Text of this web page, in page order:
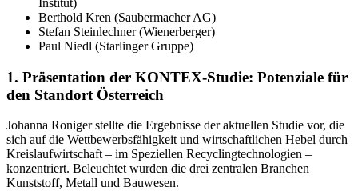
Institut)
Berthold Kren (Saubermacher AG)
Stefan Steinlechner (Wienerberger)
Paul Niedl (Starlinger Gruppe)
1. Präsentation der KONTEX-Studie: Potenziale für
den Standort Österreich
Johanna Roniger stellte die Ergebnisse der aktuellen Studie vor, die
sich auf die Wettbewerbsfähigkeit und wirtschaftlichen Hebel durch
Kreislaufwirtschaft – im Speziellen Recyclingtechnologien –
konzentriert. Beleuchtet wurden die drei zentralen Branchen
Kunststoff, Metall und Bauwesen.